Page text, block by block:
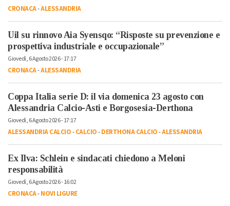
CRONACA-ALESSANDRIA
Uil su rinnovo Aia Syensqo: “Risposte su prevenzione e
prospettiva industriale e occupazionale”
Giovedì, 6 Agosto 2026 - 17:17
CRONACA-ALESSANDRIA
Coppa Italia serie D: il via domenica 23 agosto con
Alessandria Calcio-Asti e Borgosesia-Derthona
Giovedì, 6 Agosto 2026 - 17:17
ALESSANDRIA CALCIO-CALCIO-DERTHONA CALCIO-ALESSANDRIA
Ex Ilva: Schlein e sindacati chiedono a Meloni
responsabilità
Giovedì, 6 Agosto 2026 - 16:02
CRONACA-NOVI LIGURE